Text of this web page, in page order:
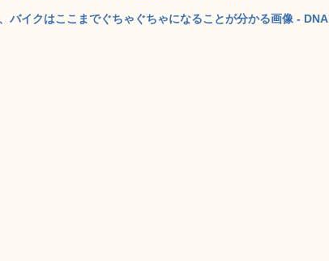
バイクはここまでぐちゃぐちゃになることが分かる画像 - DNA